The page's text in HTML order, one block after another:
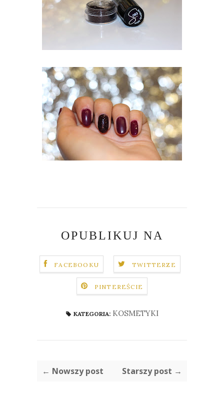
OPUBLIKUJ NA
FACEBOOKU TWITTERZE
PINTEREŚCIE
KATEGORIA: KOSMETYKI
← Nowszy post Starszy post →